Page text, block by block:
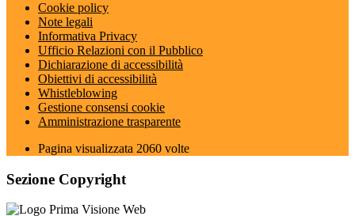
Cookie policy
Note legali
Informativa Privacy
Ufficio Relazioni con il Pubblico
Dichiarazione di accessibilità
Obiettivi di accessibilità
Whistleblowing
Gestione consensi cookie
Amministrazione trasparente
Pagina visualizzata 2060 volte
Sezione Copyright